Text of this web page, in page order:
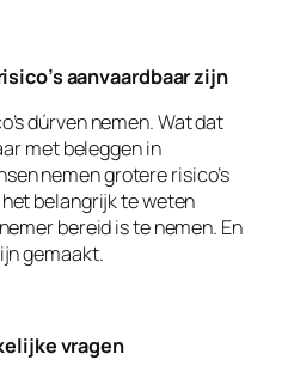
aanvaardbaar zijn
dúrven nemen. Wat dat
met beleggen in
nemen grotere risico’s
belangrijk te weten
bereid is te nemen. En
gemaakt.
vragen